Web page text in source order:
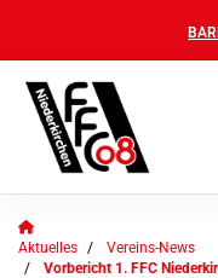
Aktuelles
Vereins-News
Vorbericht 1. FFC